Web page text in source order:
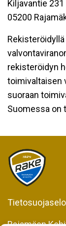
Kiljavantie 231
05200
rekisteröidyn
toimivaltaisen
suoraan
Suomessa on